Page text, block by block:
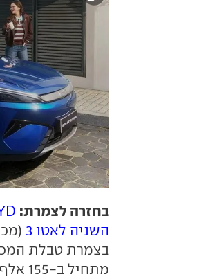
בחזרה לצמרת:
השניה לאטו 3